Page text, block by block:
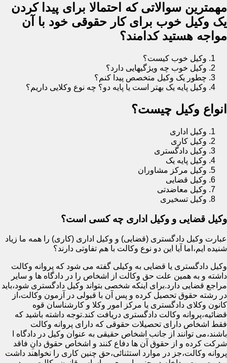
مهمترین سوالاتی که احتمالا برای پیدا کردن
یک وکیل خوب برای کار حقوقی خود با آن
مواجه هستید کدامند؟
وکیل خوب کیست؟
وکیل خوب چه ویژگیهایی دارد؟
چطور یک وکیل متخصص پیدا کنم؟
وکیل پایه یک بهتر است یا پایه دو؟ چه نوع وکلایی داریم؟
انواع وکیل چیست؟
وکیل اداری
وکیل کاری
وکیل دادگستری
وکیل پایه یک
وکیل مرکز مشاوران
وکیل قضایی
وکیل معاضدتی
وکیل تسخیری
وکیل قضایی و وکیل اداری چه کسی است؟
عبارت وکیل دادگستری (قضایی) و وکیل اداری (کاری) را همه ما زیاد
شنیده ایم،اما آیا این دو نوع وکالت با هم تفاوتی دارند؟
وکیل دادگستری یا قضایی به وکیلی گفته می شود که پروانه وکالت
داشته و به همین علت حق وکالت از اشخاص را در دادگاه ها و سایر
مراجع قضایی دارد.برای اینکه شخصی بتواند وکیل دادگستری شود،باید
در رشته حقوق تحصیل کرده و پس آن با قبولی در آزمون وکالت،از
کانون وکلای دادگستری یا مرکز امور وکلا و کارشناسان قوه
قضائیه،پروانه وکالت دادگستری دریافت کند.توجه داشته باشید که
فقط اشخاص دارای تحصیلات حقوقی که دارای پروانه وکالت
باشند،می توانند از جانب اشخاص حقیقی به عنوان وکیل در دادگاه ا
شرکت کرده و از حقوق آن ها دفاع کنند و اشخاص حقوق دانِ فاقد
پروانه وکالت،جز در موارد استثنائی،حق چنین کاری را نخواهند داشت